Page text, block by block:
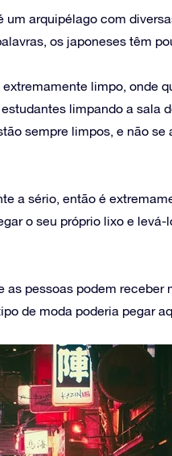
arquipélago com
os japoneses têm
limpo, onde
limpando a sala
sempre limpos, e não se
a sério, então é
o seu próprio lixo e levá-
pessoas podem receber
de moda poderia pegar